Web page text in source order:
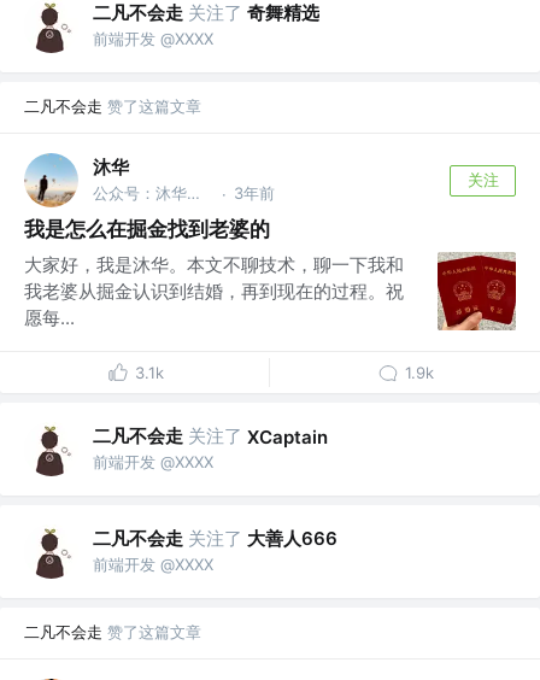
二凡不会走 关注了 奇舞精选
前端开发 @XXXX
二凡不会走 赞了这篇文章
沐华
公众号：沐华说技术 @全干工程师 · 3年前
关注
我是怎么在掘金找到老婆的
大家好，我是沐华。本文不聊技术，聊一下我和
我老婆从掘金认识到结婚，再到现在的过程。祝
愿每...
3.1k 1.9k
二凡不会走 关注了 XCaptain
前端开发 @XXXX
二凡不会走 关注了 大善人666
前端开发 @XXXX
二凡不会走 赞了这篇文章